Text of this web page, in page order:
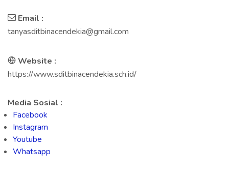
Email :
tanyasditbinacendekia@gmail.com
Website :
https://www.sditbinacendekia.sch.id/
Media Sosial :
Facebook
Instagram
Youtube
Whatsapp